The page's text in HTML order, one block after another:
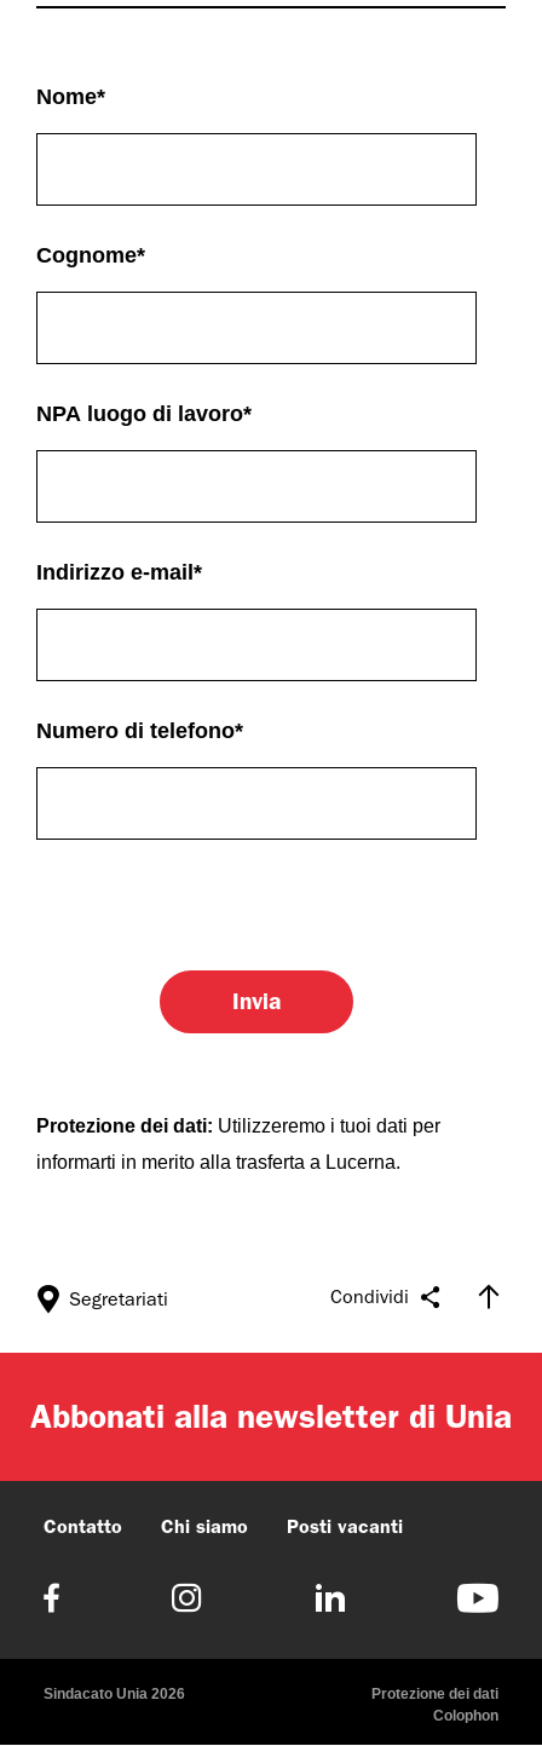
Nome*
Cognome*
NPA luogo di lavoro*
Indirizzo e-mail *
Numero di telefono*
Protezione dei dati: Utilizzeremo i tuoi dati per
informarti in merito alla trasferta a Lucerna.
Condividi
Segretariati
Abbonati alla newsletter di Unia
Contatto Chi siamo Posti vacanti
Sindacato Unia 2026
Protezione dei dati
Colophon